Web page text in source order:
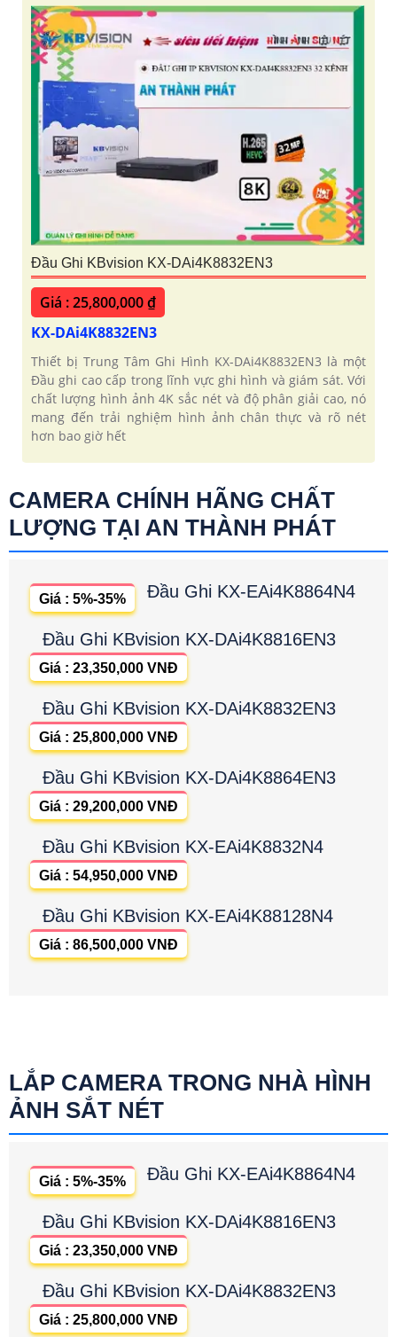
Đầu Ghi KBvision KX-DAi4K8832EN3
Giá : 25,800,000 ₫
KX-DAi4K8832EN3
Thiết bị Trung Tâm Ghi Hình KX-DAi4K8832EN3 là một
Đầu ghi cao cấp trong lĩnh vực ghi hình và giám sát. Với
chất lượng hình ảnh 4K sắc nét và độ phân giải cao, nó
mang đến trải nghiệm hình ảnh chân thực và rõ nét
hơn bao giờ hết
CAMERA CHÍNH HÃNG CHẤT
LƯỢNG TẠI AN THÀNH PHÁT
Đầu Ghi KX-EAi4K8864N4
Giá : 5%-35%
Đầu Ghi KBvision KX-DAi4K8816EN3
Giá : 23,350,000 VNĐ
Đầu Ghi KBvision KX-DAi4K8832EN3
Giá : 25,800,000 VNĐ
Đầu Ghi KBvision KX-DAi4K8864EN3
Giá : 29,200,000 VNĐ
Đầu Ghi KBvision KX-EAi4K8832N4
Giá : 54,950,000 VNĐ
Đầu Ghi KBvision KX-EAi4K88128N4
Giá : 86,500,000 VNĐ
LẮP CAMERA TRONG NHÀ HÌNH
ẢNH SẮT NÉT
Đầu Ghi KX-EAi4K8864N4
Giá : 5%-35%
Đầu Ghi KBvision KX-DAi4K8816EN3
Giá : 23,350,000 VNĐ
Đầu Ghi KBvision KX-DAi4K8832EN3
Giá : 25,800,000 VNĐ